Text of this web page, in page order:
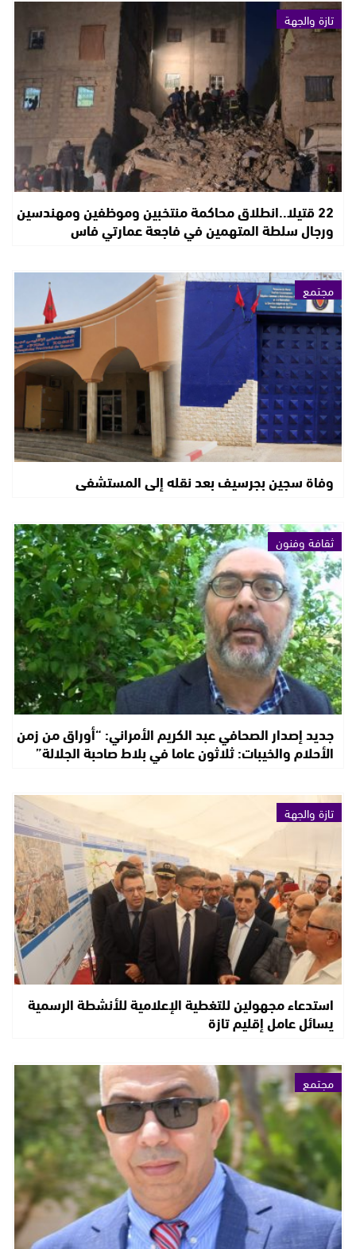
تازة والجهة
22 قتيلا..انطلاق محاكمة منتخبين وموظفين ومهندسين
ورجال سلطة المتهمين في فاجعة عمارتي فاس
مجتمع
وفاة سجين بجرسيف بعد نقله إلى المستشفى
ثقافة وفنون
جديد إصدار الصحافي عبد الكريم الأمراني: “أوراق من زمن
الأحلام والخيبات: ثلاثون عاما في بلاط صاحبة الجلالة”
تازة والجهة
استدعاء مجهولين للتغطية الإعلامية للأنشطة الرسمية
يسائل عامل إقليم تازة
مجتمع